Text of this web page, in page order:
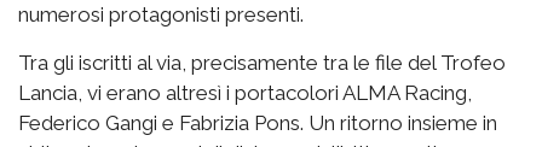
numerosi protagonisti presenti.
Tra gli iscritti al via, precisamente tra le file del Trofeo
Lancia, vi erano altresì i portacolori ALMA Racing,
Federico Gangi e Fabrizia Pons. Un ritorno insieme in